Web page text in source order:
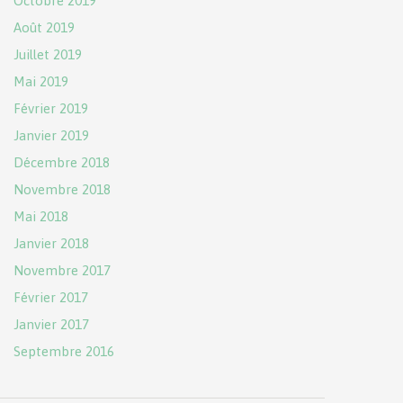
Août 2019
Juillet 2019
Mai 2019
Février 2019
Janvier 2019
Décembre 2018
Novembre 2018
Mai 2018
Janvier 2018
Novembre 2017
Février 2017
Janvier 2017
Septembre 2016